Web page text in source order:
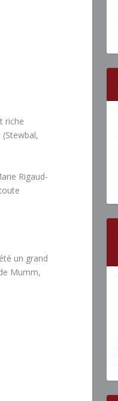
riche
Rigaud-
un grand
Mumm,